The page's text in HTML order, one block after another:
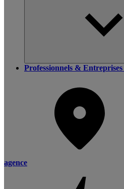
Professionnels & Entreprises
agence